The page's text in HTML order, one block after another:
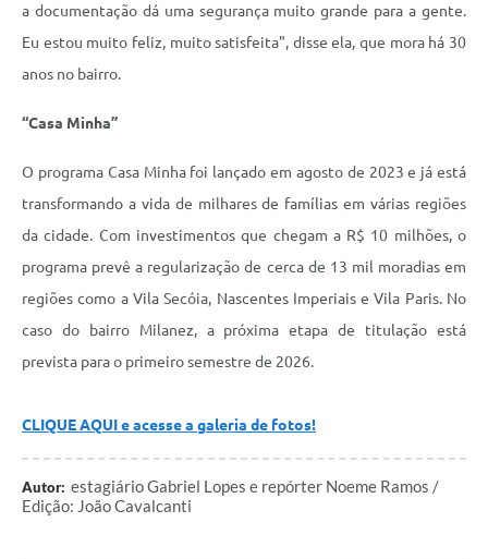
a documentação dá uma segurança muito grande para a gente.
Eu estou muito feliz, muito satisfeita", disse ela, que mora há 30
anos no bairro.
“Casa Minha”
O programa Casa Minha foi lançado em agosto de 2023 e já está
transformando a vida de milhares de famílias em várias regiões
da cidade. Com investimentos que chegam a R$ 10 milhões, o
programa prevê a regularização de cerca de 13 mil moradias em
regiões como a Vila Secóia, Nascentes Imperiais e Vila Paris. No
caso do bairro Milanez, a próxima etapa de titulação está
prevista para o primeiro semestre de 2026.
CLIQUE AQUI e acesse a galeria de fotos!
Autor: estagiário Gabriel Lopes e repórter Noeme Ramos /
Edição: João Cavalcanti